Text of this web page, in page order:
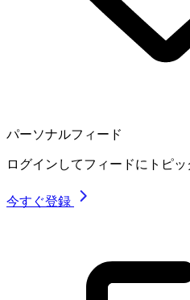
パーソナルフィード
ログインしてフィードにトピッ
今すぐ登録